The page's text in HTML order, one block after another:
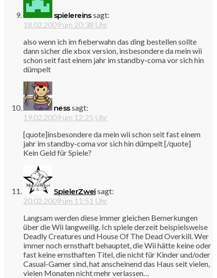
spielereinssagt:
18.02.2009 um 20:38 Uhr
also wenn ich im fieberwahn das ding bestellen sollte
dann sicher die xbox version, insbesondere da mein wii
schon seit fast einem jahr im standby-coma vor sich hin
dümpelt
nesssagt:
19.02.2009 um 12:25 Uhr
[quote]insbesondere da mein wii schon seit fast einem
jahr im standby-coma vor sich hin dümpelt [/quote]
Kein Geld für Spiele?
SpielerZwei sagt:
20.02.2009 um 11:51 Uhr
Langsam werden diese immer gleichen Bemerkungen
über die Wii langweilig. Ich spiele derzeit beispielsweise
Deadly Creatures und House Of The Dead Overkill. Wer
immer noch ernsthaft behauptet, die Wii hätte keine oder
fast keine ernsthaften Titel, die nicht für Kinder und/oder
Casual-Gamer sind, hat anscheinend das Haus seit vielen,
vielen Monaten nicht mehr verlassen…